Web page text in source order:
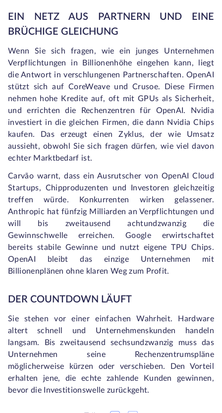
EIN NETZ AUS PARTNERN UND EINE
BRÜCHIGE GLEICHUNG
Wenn Sie sich fragen, wie ein junges Unternehmen
Verpflichtungen in Billionenhöhe eingehen kann, liegt
die Antwort in verschlungenen Partnerschaften. OpenAI
stützt sich auf CoreWeave und Crusoe. Diese Firmen
nehmen hohe Kredite auf, oft mit GPUs als Sicherheit,
und errichten die Rechenzentren für OpenAI. Nvidia
investiert in die gleichen Firmen, die dann Nvidia Chips
kaufen. Das erzeugt einen Zyklus, der wie Umsatz
aussieht, obwohl Sie sich fragen dürfen, wie viel davon
echter Marktbedarf ist.
Carvão warnt, dass ein Ausrutscher von OpenAI Cloud
Startups, Chipproduzenten und Investoren gleichzeitig
treffen würde. Konkurrenten wirken gelassener.
Anthropic hat fünfzig Milliarden an Verpflichtungen und
will bis zweitausend achtundzwanzig die
Gewinnschwelle erreichen. Google erwirtschaftet
bereits stabile Gewinne und nutzt eigene TPU Chips.
OpenAI bleibt das einzige Unternehmen mit
Billionenplänen ohne klaren Weg zum Profit.
DER COUNTDOWN LÄUFT
Sie stehen vor einer einfachen Wahrheit. Hardware
altert schnell und Unternehmenskunden handeln
langsam. Bis zweitausend sechsundzwanzig muss das
Unternehmen seine Rechenzentrumspläne
möglicherweise kürzen oder verschieben. Den Vorteil
erhalten jene, die echte zahlende Kunden gewinnen,
bevor die Investitionswelle zurückgeht.